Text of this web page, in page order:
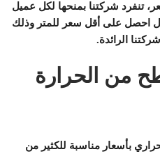
تنفرد شركتنا بمنحها لكل عميل
احصل على أقل سعر للمتر وذلك
الرائدة.
من الحرارة
بأسعار مناسبة للكثير من